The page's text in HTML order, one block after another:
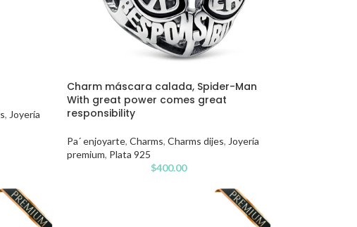
, Joyería
Charm máscara calada, Spider-Man
With great power comes great
responsibility
Pa´ enjoyarte, Charms, Charms dijes, Joyería
premium, Plata 925
$400.00